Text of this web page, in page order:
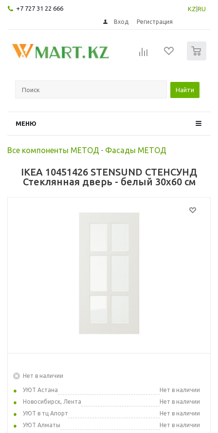
+7 727 31 22 666 KZ RU
Вход Регистрация
Найти
МЕНЮ
Все компоненты МЕТОД - Фасады МЕТОД
IKEA 10451426 STENSUND СТЕНСУНД
Стеклянная дверь - белый 30x60 см
Нет в наличии
УЮТ Астана
Нет в наличии
Новосибирск, Лента
Нет в наличии
УЮТ в тц Апорт
Нет в наличии
УЮТ Алматы
Нет в наличии